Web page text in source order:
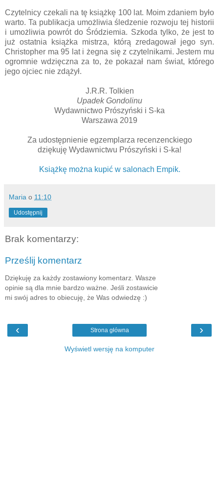
Czytelnicy czekali na tę książkę 100 lat. Moim zdaniem było
warto. Ta publikacja umożliwia śledzenie rozwoju tej historii
i umożliwia powrót do Śródziemia. Szkoda tylko, że jest to
już ostatnia książka mistrza, którą zredagował jego syn.
Christopher ma 95 lat i żegna się z czytelnikami. Jestem mu
ogromnie wdzięczna za to, że pokazał nam świat, którego
jego ojciec nie zdążył.
J.R.R. Tolkien
Upadek Gondolinu
Wydawnictwo Prószyński i S-ka
Warszawa 2019
Za udostępnienie egzemplarza recenzenckiego
dziękuję Wydawnictwu Prószyński i S-ka!
Książkę można kupić w salonach Empik.
Maria o 11:10
Udostępnij
Brak komentarzy:
Prześlij komentarz
Dziękuję za każdy zostawiony komentarz. Wasze
opinie są dla mnie bardzo ważne. Jeśli zostawicie
mi swój adres to obiecuję, że Was odwiedzę :)
‹ ›
Strona główna
Wyświetl wersję na komputer